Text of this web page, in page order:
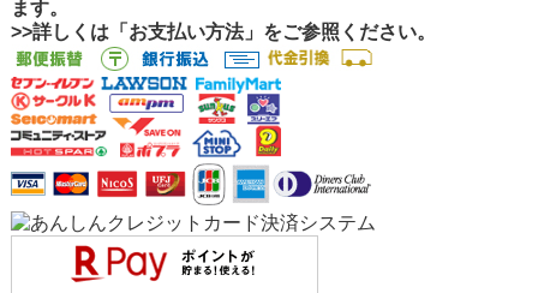
ます。
>>詳しくは「お支払い方法」をご参照ください。